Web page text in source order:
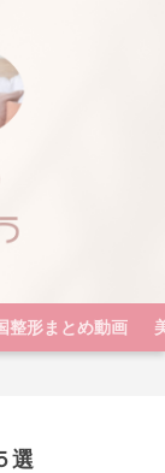
整形まとめ動画
選